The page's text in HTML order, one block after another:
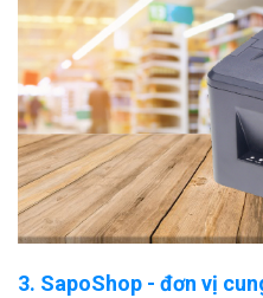
3. SapoShop - đơn vị